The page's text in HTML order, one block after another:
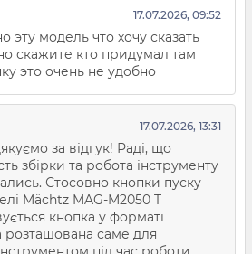
17.07.2026, 09:52
эту модель что хочу сказать
скажите кто придумал там
это очень не удобно
17.07.2026, 13:31
за відгук! Раді, що
збірки та робота інструменту
Стосовно кнопки пуску —
Mächtz MAG-M2050 T
кнопка у форматі
розташована саме для